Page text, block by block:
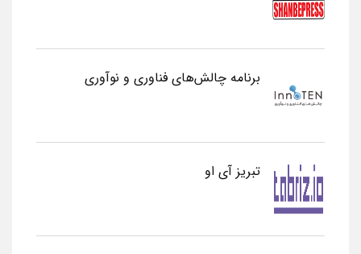
برنامه چالش‌های فناوری و نوآوری
تبریز آی او